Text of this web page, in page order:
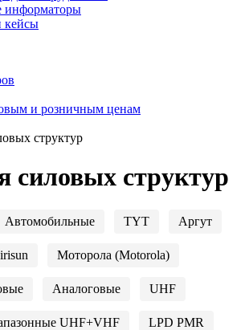
информаторы
кейсы
и розничным ценам
структур
силовых структур
Автомобильные TYT Аргут
Моторола (Motorola)
Аналоговые UHF
UHF+VHF LPD PMR